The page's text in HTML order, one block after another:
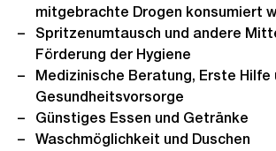
mitgebrachte Drogen konsumiert
Spritzenumtausch und andere
Förderung der Hygiene
Medizinische Beratung, Erste Hilfe
Gesundheitsvorsorge
Günstiges Essen und Getränke
Waschmöglichkeit und Duschen